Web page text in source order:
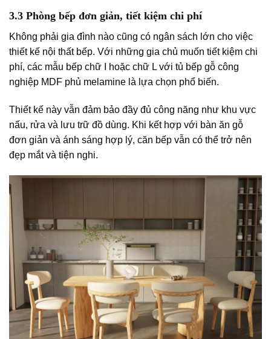
3.3 Phòng bếp đơn giản, tiết kiệm chi phí
Không phải gia đình nào cũng có ngân sách lớn cho việc
thiết kế nội thất bếp. Với những gia chủ muốn tiết kiệm chi
phí, các mẫu bếp chữ I hoặc chữ L với tủ bếp gỗ công
nghiệp MDF phủ melamine là lựa chọn phổ biến.
Thiết kế này vẫn đảm bảo đầy đủ công năng như khu vực
nấu, rửa và lưu trữ đồ dùng. Khi kết hợp với bàn ăn gỗ
đơn giản và ánh sáng hợp lý, căn bếp vẫn có thể trở nên
đẹp mắt và tiện nghi.